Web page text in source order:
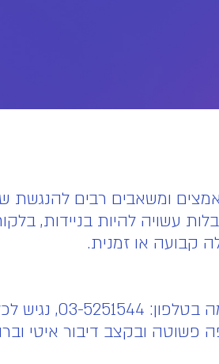
ומשאבים רבים להנגשת
עשויה להיות בניידות,
קבועה או זמנית.